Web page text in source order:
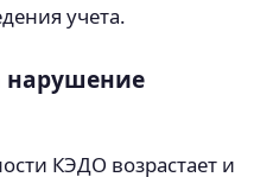
учета.
нарушение
КЭДО возрастает и